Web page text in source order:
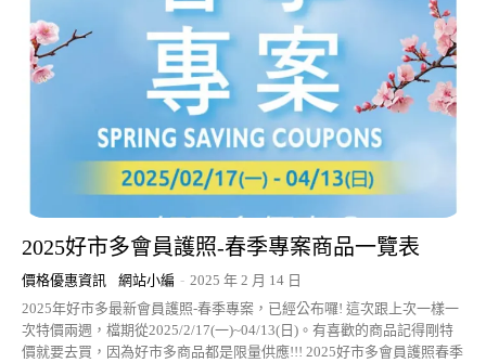
2025好市多會員護照-春季專案商品一覽表
價格優惠資訊 網站小編 - 2025 年 2 月 14 日
2025年好市多最新會員護照-春季專案，已經公布囉! 這次跟上次一樣一
次特價兩週，檔期從2025/2/17(一)~04/13(日)。有喜歡的商品記得剛特
價就要去買，因為好市多商品都是限量供應!!! 2025好市多會員護照春季